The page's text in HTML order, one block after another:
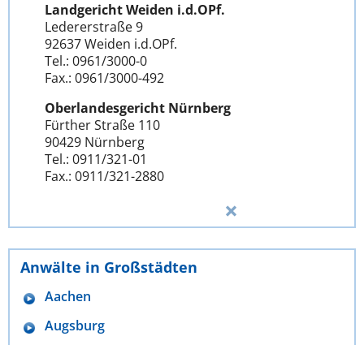
Landgericht Weiden i.d.OPf.
Ledererstraße 9
92637 Weiden i.d.OPf.
Tel.: 0961/3000-0
Fax.: 0961/3000-492
Oberlandesgericht Nürnberg
Fürther Straße 110
90429 Nürnberg
Tel.: 0911/321-01
Fax.: 0911/321-2880
Anwälte in Großstädten
Aachen
Augsburg